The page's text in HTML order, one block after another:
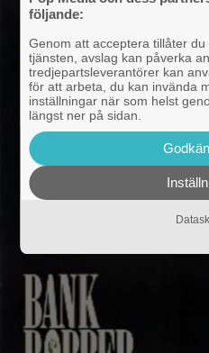
följande:
Genom att acceptera tillåter
tjänsten, avslag kan påverka
tredjepartsleverantörer kan
för att arbeta, du kan invända
inställningar när som helst
längst ner på sidan.